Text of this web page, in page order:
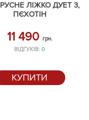
ЛІЖКО ДУЕТ 3,
ПЄХОТІН
11 490 грн.
ВІДГУКІВ:0
КУПИТИ